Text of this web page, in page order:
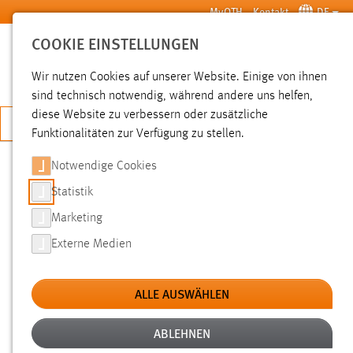
Zum Hauptinhalt springen MyOTH Kontakt DE
SUCHE
JETZT BEWERBEN
SUCHE
FILTER
Typ
Erstellungsdatum
COOKIE EINSTELLUNGEN
Wir nutzen Cookies auf unserer Website. Einige von ihnen
sind technisch notwendig, während andere uns helfen,
diese Website zu verbessern oder zusätzliche
Funktionalitäten zur Verfügung zu stellen.
Notwendige Cookies
Statistik
Marketing
Externe Medien
ALLE AUSWÄHLEN
ABLEHNEN